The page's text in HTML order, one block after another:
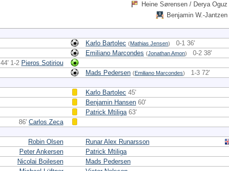
Heine Sørensen / Derya Oguz
Benjamin W.-Jantzen
Karlo Bartolec (Mathias Jensen)
0-1 36'
Emiliano Marcondes (Jonathan Amon)
0-2 38'
44' 1-2 Pieros Sotiriou
Mads Pedersen (Emiliano Marcondes) 1-3 72'
Karlo Bartolec 45'
Benjamin Hansen 60'
Patrick Mtiliga 63'
86' Carlos Zeca
Robin Olsen
Runar Alex Runarsson
Peter Ankersen
Patrick Mtiliga
Nicolai Boilesen
Mads Pedersen